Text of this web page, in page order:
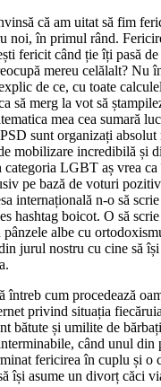
că am uitat să fim
noi, în primul rând.
fericit când ție îți pasă
mereu celălalt? Nu
de ce, cu toate
să merg la vot să
mea cea sumară
sunt organizați
mobilizare incredibilă și
LGBT aș vrea ca
pe bază de voturi
internațională n-o să
hashtag boicot. O să
albe cu
jurul nostru cu cine să
întreb cum procedează
privind situația
bătute și umilite de
când unul din
fericirea în cuplu și o
își asume un divorț căci